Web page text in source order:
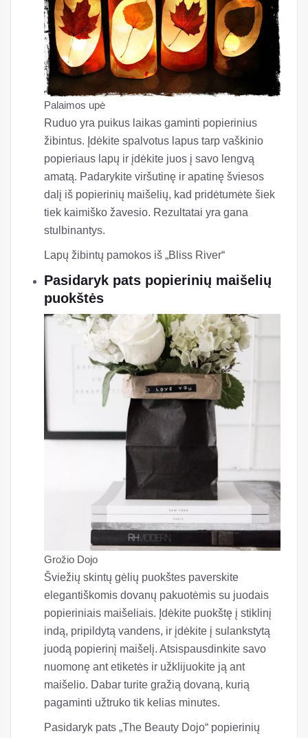
Palaimos upė
Ruduo yra puikus laikas gaminti popierinius
žibintus. Įdėkite spalvotus lapus tarp vaškinio
popieriaus lapų ir įdėkite juos į savo lengvą
amatą. Padarykite viršutinę ir apatinę šviesos
dalį iš popierinių maišelių, kad pridėtumėte šiek
tiek kaimiško žavesio. Rezultatai yra gana
stulbinantys.
Lapų žibintų pamokos iš „Bliss River“
Pasidaryk pats popierinių maišelių
puokštės
Grožio Dojo
Šviežių skintų gėlių puokštes paverskite
elegantiškomis dovanų pakuotėmis su juodais
popieriniais maišeliais. Įdėkite puokštę į stiklinį
indą, pripildytą vandens, ir įdėkite į sulankstytą
juodą popierinį maišelį. Atsispausdinkite savo
nuomonę ant etiketės ir užklijuokite ją ant
maišelio. Dabar turite gražią dovaną, kurią
pagaminti užtruko tik kelias minutes.
Pasidaryk pats „The Beauty Dojo“ popierinių